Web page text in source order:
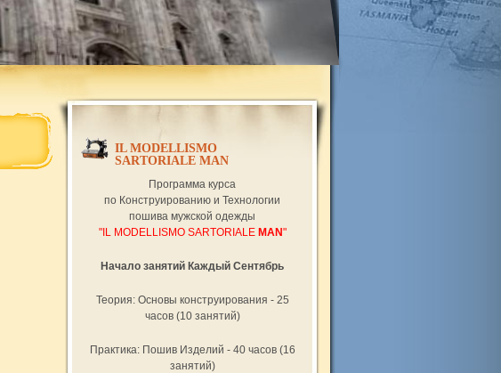
IL MODELLISMO
SАRTORIALE MAN
Программа курса
по Конструированию и Технологии
пошива мужской одежды
"IL MODELLISMO SАRTORIALE MAN"
Начало занятий Каждый Сентябрь
Теория: Основы конструирования - 25
часов (10 занятий)
Практика: Пошив Изделий - 40 часов (16
занятий)